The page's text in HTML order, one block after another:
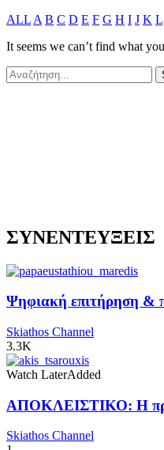
ALL A B C D E F G H I J K L
It seems we can’t find what
ΣΥΝΕΝΤΕΥΞΕΙΣ
Ψηφιακή επιτήρηση &
Skiathos Channel
3.3K
Watch LaterAdded
ΑΠΟΚΛΕΙΣΤΙΚΟ: Η
Skiathos Channel